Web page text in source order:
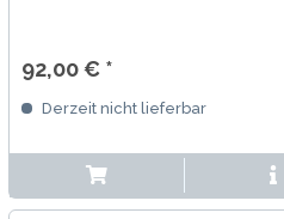
92,00 € *
Derzeit nicht lieferbar